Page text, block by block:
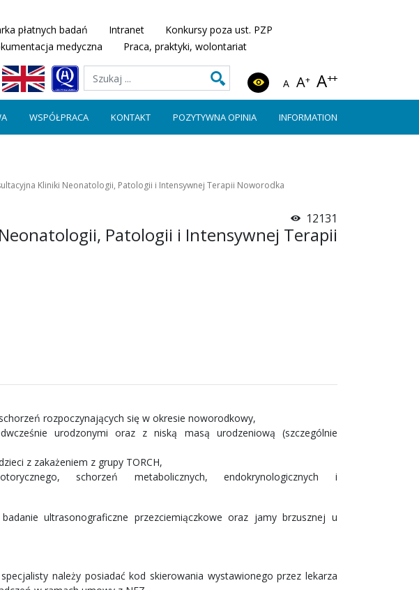
płatnych badań Intranet
Konkursy poza ust. PZP
medyczna Praca, praktyki, wolontariat
A A+ A++
WSPÓŁPRACA KONTAKT POZYTYWNA OPINIA INFORMATION
Kliniki Neonatologii, Patologii i Intensywnej Terapii Noworodka
12131
Patologii i Intensywnej Terapii
rozpoczynających się w okresie noworodkowy,
urodzonymi oraz z niską masą urodzeniową (szczególnie
z zakażeniem z grupy TORCH,
schorzeń metabolicznych, endokrynologicznych i
ultrasonograficzne przezciemiączkowe oraz jamy brzusznej u
należy posiadać kod skierowania wystawionego przez lekarza